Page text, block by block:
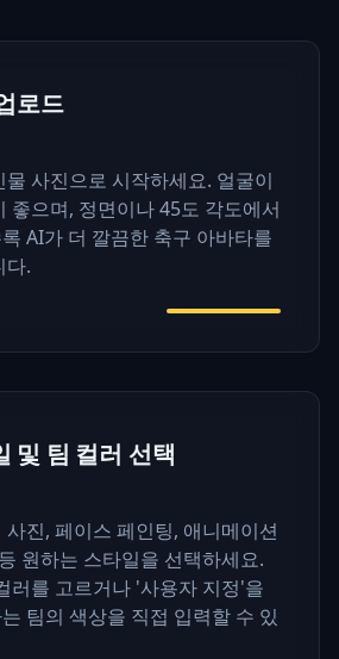
로드
사진으로 시작하세요. 얼굴이
좋으며, 정면이나 45도 각도에서
AI가 더 깔끔한 축구 아바타를
다.
및 팀 컬러 선택
진, 페이스 페인팅, 애니메이션
원하는 스타일을 선택하세요.
러를 고르거나 '사용자 지정'을
팀의 색상을 직접 입력할 수 있